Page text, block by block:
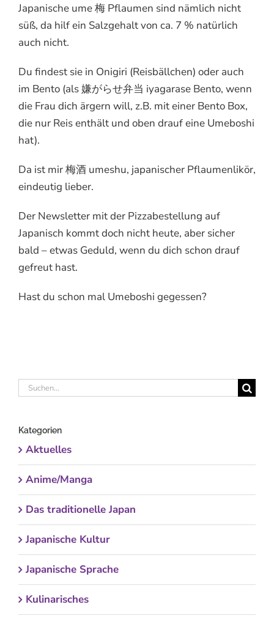
Japanische ume 梅 Pflaumen sind nämlich nicht
süß, da hilf ein Salzgehalt von ca. 7 % natürlich
auch nicht.
Du findest sie in Onigiri (Reisbällchen) oder auch
im Bento (als 嫌がらせ弁当 iyagarase Bento, wenn
die Frau dich ärgern will, z.B. mit einer Bento Box,
die nur Reis enthält und oben drauf eine Umeboshi
hat).
Da ist mir 梅酒 umeshu, japanischer Pflaumenlikör,
eindeutig lieber.
Der Newsletter mit der Pizzabestellung auf
Japanisch kommt doch nicht heute, aber sicher
bald – etwas Geduld, wenn du dich schon drauf
gefreut hast.
Hast du schon mal Umeboshi gegessen?
Suche
Kategorien
Aktuelles
Anime/Manga
Das traditionelle Japan
Japanische Kultur
Japanische Sprache
Kulinarisches